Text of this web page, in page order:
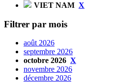
VIET NAM X
Filtrer par mois
août 2026
septembre 2026
octobre 2026 X
novembre 2026
décembre 2026